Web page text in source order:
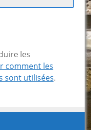
les
comment les
sont utilisées.